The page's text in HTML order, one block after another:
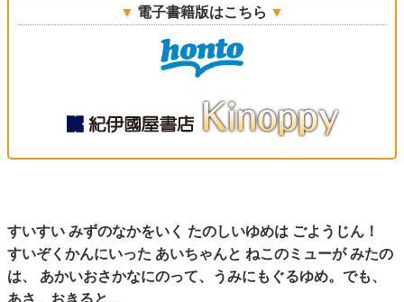
電子書籍版はこちら
すいすい みずのなかをいく たのしいゆめは ごようじん！
すいぞくかんにいった あいちゃんと ねこのミューが みたの
は、 あかいおさかなにのって、うみにもぐるゆめ。でも、
あさ、おきると…